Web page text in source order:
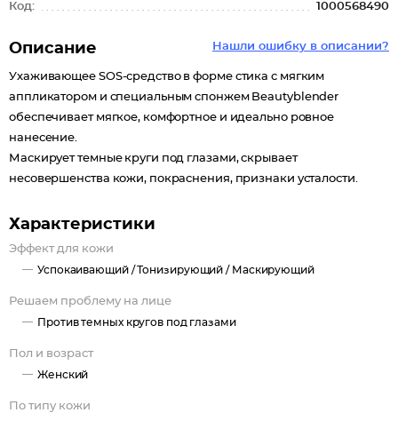
Код: 1000568490
Нашли ошибку в описании?
Описание
Ухаживающее SOS-средство в форме стика с мягким
аппликатором и специальным спонжем Beautyblender
обеспечивает мягкое, комфортное и идеально ровное
нанесение.
Маскирует темные круги под глазами, скрывает
несовершенства кожи, покраснения, признаки усталости.
Характеристики
Эффект для кожи
Успокаивающий /Тонизирующий / Маскирующий
Решаем проблему на лице
Против темных кругов под глазами
Пол и возраст
Женский
По типу кожи